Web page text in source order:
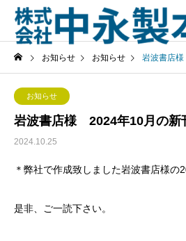
お知らせ お知らせ 岩波書店
お知らせ
岩波書店様 2024年10月の新
2024.10.25
＊弊社で作成致しました岩波書店様の
是非、ご一読下さい。